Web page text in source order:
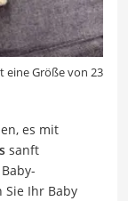
eine Größe von 23
es mit
sanft
Ihr Baby